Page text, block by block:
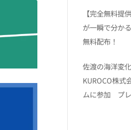
【完全無料提
が一瞬で分か
無料配布！
佐渡の海洋変
KUROCO株式
ムに参加 プ